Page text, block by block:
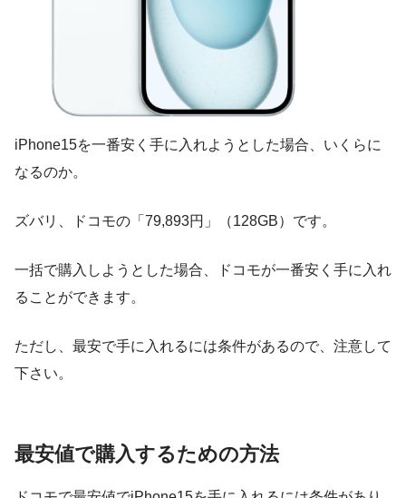
iPhone15を一番安く手に入れようとした場合、いくらに
なるのか。
ズバリ、ドコモの「79,893円」（128GB）です。
一括で購入しようとした場合、ドコモが一番安く手に入れ
ることができます。
ただし、最安で手に入れるには条件があるので、注意して
下さい。
最安値で購入するための方法